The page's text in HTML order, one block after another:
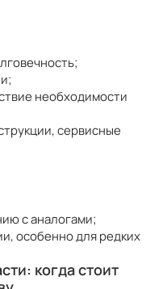
необходимости
сервисные
с аналогами;
особенно для редких
когда стоит